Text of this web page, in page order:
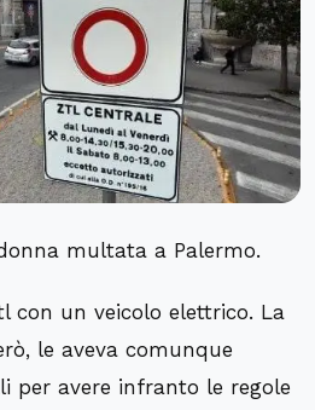
multata a Palermo.
con un veicolo elettrico. La
le aveva comunque
per avere infranto le regole